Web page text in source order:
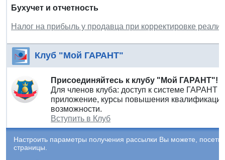
Бухучет и отчетность
Налог на прибыль у продавца при корректировке
Клуб "Мой ГАРАНТ"
Присоединяйтесь к клубу "Мой ГАРАНТ"!
Для членов клуба: доступ к системе ГАРАНТ
приложение, курсы повышения
возможности.
Вступить в Клуб
Настроить параметры получения рассылки Вы можете,
страницы.